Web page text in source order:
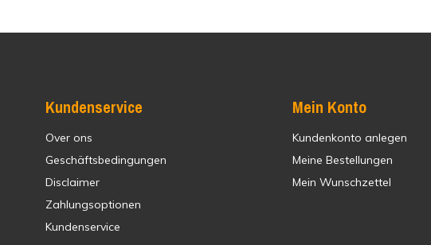
Kundenservice
Over ons
Geschäftsbedingungen
Disclaimer
Zahlungsoptionen
Kundenservice
Mein Konto
Kundenkonto anlegen
Meine Bestellungen
Mein Wunschzettel